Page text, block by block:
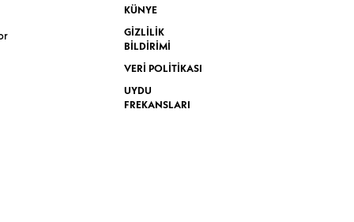
KÜNYE
GİZLİLİK
BİLDİRİMİ
VERİ POLİTİKASI
UYDU
FREKANSLARI